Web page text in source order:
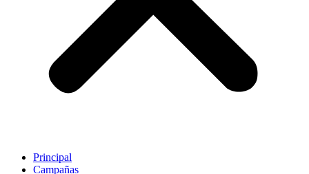
Principal
Campañas